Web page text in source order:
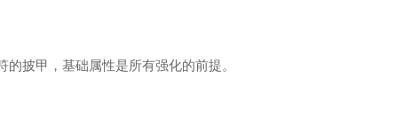
披甲，基础属性是所有强化的前提。